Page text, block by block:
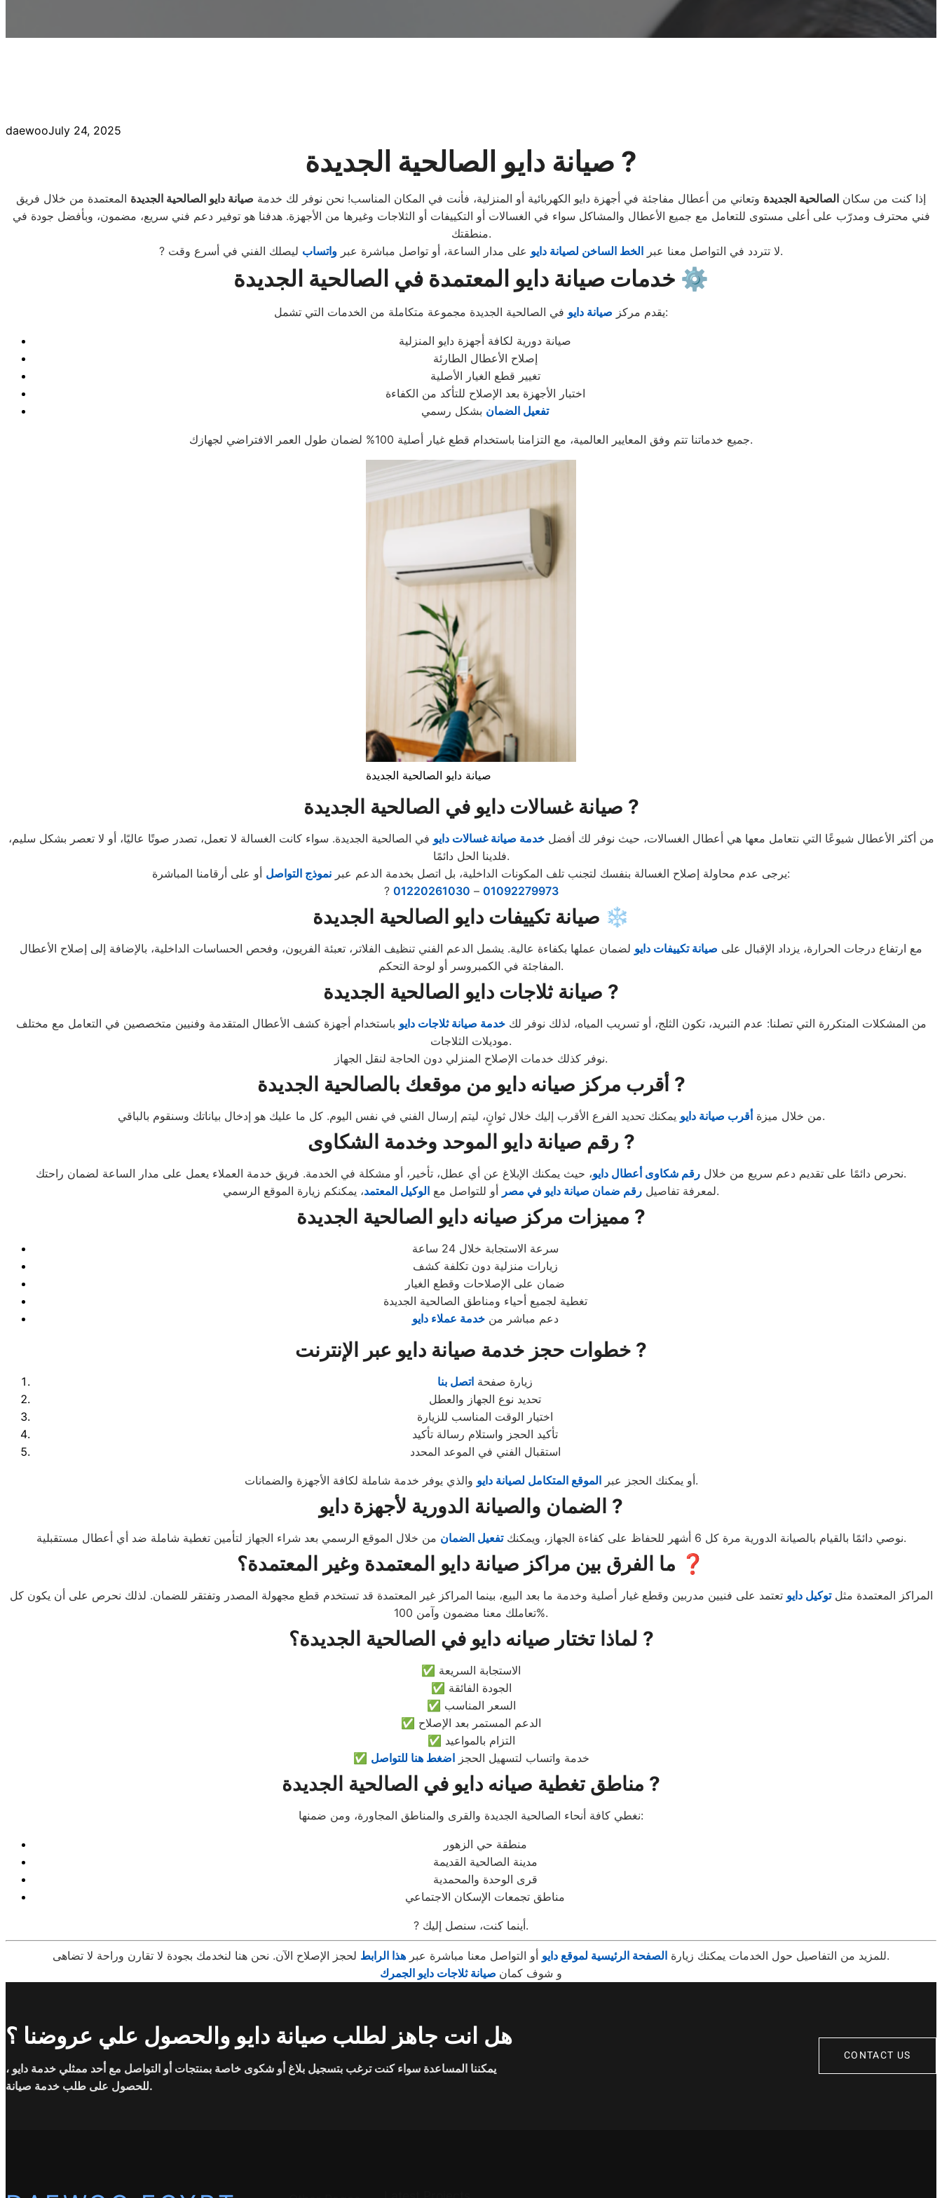
daewooJuly 24, 2025
صيانة دايو الصالحية الجديدة ?️
إذا كنت من سكان الصالحية الجديدة وتعاني من أعطال مفاجئة في أجهزة دايو الكهربائية أو المنزلية، فأنت في المكان المناسب! نحن نوفر لك خدمة صيانة دايو الصالحية الجديدة المعتمدة من خلال فريق
فني محترف ومدرّب على أعلى مستوى للتعامل مع جميع الأعطال والمشاكل سواء في الغسالات أو التكييفات أو الثلاجات وغيرها من الأجهزة. هدفنا هو توفير دعم فني سريع، مضمون، وبأفضل جودة في
منطقتك.
? لا تتردد في التواصل معنا عبر الخط الساخن لصيانة دايو على مدار الساعة، أو تواصل مباشرة عبر واتساب ليصلك الفني في أسرع وقت.
خدمات صيانة دايو المعتمدة في الصالحية الجديدة ⚙️
يقدم مركز صيانة دايو في الصالحية الجديدة مجموعة متكاملة من الخدمات التي تشمل:
صيانة دورية لكافة أجهزة دايو المنزلية
إصلاح الأعطال الطارئة
تغيير قطع الغيار الأصلية
اختبار الأجهزة بعد الإصلاح للتأكد من الكفاءة
تفعيل الضمان بشكل رسمي
جميع خدماتنا تتم وفق المعايير العالمية، مع التزامنا باستخدام قطع غيار أصلية 100% لضمان طول العمر الافتراضي لجهازك.
صيانة دايو الصالحية الجديدة
صيانة غسالات دايو في الصالحية الجديدة ?
من أكثر الأعطال شيوعًا التي نتعامل معها هي أعطال الغسالات، حيث نوفر لك أفضلخدمة صيانة غسالات دايو في الصالحية الجديدة. سواء كانت الغسالة لا تعمل، تصدر صوتًا عاليًا، أو لا تعصر بشكل سليم،
فلدينا الحل دائمًا.
يرجى عدم محاولة إصلاح الغسالة بنفسك لتجنب تلف المكونات الداخلية، بل اتصل بخدمة الدعم عبر نموذج التواصل
أو على أرقامنا المباشرة:
? 01220261030 – 01092279973
صيانة تكييفات دايو الصالحية الجديدة ❄️
مع ارتفاع درجات الحرارة، يزداد الإقبال على صيانة تكييفات دايو لضمان عملها بكفاءة عالية. يشمل الدعم الفني تنظيف الفلاتر، تعبئة الفريون، وفحص الحساسات الداخلية، بالإضافة إلى إصلاح الأعطال
المفاجئة في الكمبروسر أو لوحة التحكم.
صيانة ثلاجات دايو الصالحية الجديدة ?
من المشكلات المتكررة التي تصلنا: عدم التبريد، تكون الثلج، أو تسريب المياه، لذلك نوفر لكخدمة صيانة ثلاجات دايو باستخدام أجهزة كشف الأعطال المتقدمة وفنيين متخصصين في التعامل مع مختلف
موديلات الثلاجات.
نوفر كذلك خدمات الإصلاح المنزلي دون الحاجة لنقل الجهاز.
أقرب مركز صيانه دايو من موقعك بالصالحية الجديدة ?
من خلال ميزةأقرب صيانة دايو يمكنك تحديد الفرع الأقرب إليك خلال ثوانٍ، ليتم إرسال الفني في نفس اليوم. كل ما عليك هو إدخال بياناتك وسنقوم بالباقي.
رقم صيانة دايو الموحد وخدمة الشكاوى ?
نحرص دائمًا على تقديم دعم سريع من خلال رقم شكاوى أعطال دايو
، حيث يمكنك الإبلاغ عن أي عطل، تأخير، أو مشكلة في الخدمة. فريق خدمة العملاء يعمل على مدار الساعة لضمان راحتك.
لمعرفة تفاصيل رقم ضمان صيانة دايو في مصر أو للتواصل مع الوكيل المعتمد ، يمكنكم زيارة الموقع الرسمي.
مميزات مركز صيانه دايو الصالحية الجديدة ?
سرعة الاستجابة خلال 24 ساعة
زيارات منزلية دون تكلفة كشف
ضمان على الإصلاحات وقطع الغيار
تغطية لجميع أحياء ومناطق الصالحية الجديدة
دعم مباشر منخدمة عملاء دايو
خطوات حجز خدمة صيانة دايو عبر الإنترنت ?
زيارة صفحة اتصل بنا
تحديد نوع الجهاز والعطل
اختيار الوقت المناسب للزيارة
تأكيد الحجز واستلام رسالة تأكيد
استقبال الفني في الموعد المحدد
أو يمكنك الحجز عبرالموقع المتكامل لصيانة دايو والذي يوفر خدمة شاملة لكافة الأجهزة والضمانات.
الضمان والصيانة الدورية لأجهزة دايو ?️
نوصي دائمًا بالقيام بالصيانة الدورية مرة كل 6 أشهر للحفاظ على كفاءة الجهاز، ويمكنك تفعيل الضمان من خلال الموقع الرسمي بعد شراء الجهاز لتأمين تغطية شاملة ضد أي أعطال مستقبلية.
ما الفرق بين مراكز صيانة دايو المعتمدة وغير المعتمدة؟ ❓
المراكز المعتمدة مثلتوكيل دايو تعتمد على فنيين مدربين وقطع غيار أصلية وخدمة ما بعد البيع، بينما المراكز غير المعتمدة قد تستخدم قطع مجهولة المصدر وتفتقر للضمان. لذلك نحرص على أن يكون كل
تعاملك معنا مضمون وآمن 100%.
لماذا تختار صيانه دايو في الصالحية الجديدة؟ ?
✅ الاستجابة السريعة
✅ الجودة الفائقة
✅ السعر المناسب
✅ الدعم المستمر بعد الإصلاح
✅ التزام بالمواعيد
✅ خدمة واتساب لتسهيل الحجزاضغط هنا للتواصل
مناطق تغطية صيانه دايو في الصالحية الجديدة ?️
نغطي كافة أنحاء الصالحية الجديدة والقرى والمناطق المجاورة، ومن ضمنها:
منطقة حي الزهور
مدينة الصالحية القديمة
قرى الوحدة والمحمدية
مناطق تجمعات الإسكان الاجتماعي
? أينما كنت، سنصل إليك.
للمزيد من التفاصيل حول الخدمات يمكنك زيارة الصفحة الرئيسية لموقع دايو أو التواصل معنا مباشرة عبر هذا الرابط
لحجز الإصلاح الآن. نحن هنا لنخدمك بجودة لا تقارن وراحة لا تضاهى.
و شوف كمان صيانة ثلاجات دايو الجمرك
هل انت جاهز لطلب صيانة دايو والحصول علي عروضنا ؟
يمكننا المساعدة سواء كنت ترغب بتسجيل بلاغ أو شكوى خاصة بمنتجات أو التواصل مع أحد ممثلي خدمة دايو ،
للحصول على طلب خدمة صيانة.
CONTACT US